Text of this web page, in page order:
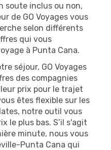
soute inclus ou non,
de GO Voyages vous
selon différents
qui vous
à Punta Cana.
séjour, GO Voyages
des compagnies
prix pour le trajet
êtes flexible sur les
notre outil vous
le plus bas. S’il s'agit
minute, nous vous
Punta Cana qui